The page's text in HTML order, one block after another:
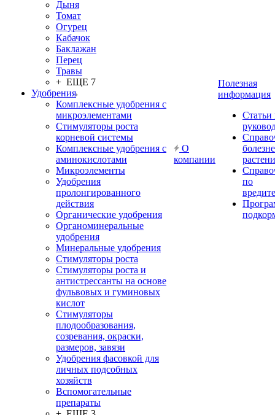
Дыня
Томат
Огурец
Кабачок
Баклажан
Перец
Травы
+ ЕЩЕ 7
Удобрения
Комплексные удобрения с
микроэлементами
Стимуляторы роста
корневой системы
Комплексные удобрения с
аминокислотами
Микроэлементы
Удобрения
пролонгированного
действия
Органические удобрения
Органоминеральные
удобрения
Минеральные удобрения
Стимуляторы роста
Стимуляторы роста и
антистрессанты на основе
фульвовых и гуминовых
кислот
Стимуляторы
плодообразования,
созревания, окраски,
размеров, завязи
Удобрения фасовкой для
личных подсобных
хозяйств
Вспомогательные
препараты
О
компании
Полезная
информация
Статьи
по